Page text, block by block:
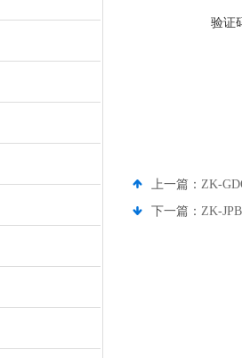
验证
上一篇： ZK-
下一篇： ZK-